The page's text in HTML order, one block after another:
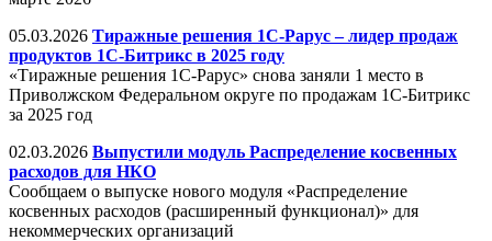
05.03.2026 Тиражные решения 1С-Рарус – лидер продаж
продуктов 1С-Битрикс в 2025 году
«Тиражные решения 1С-Рарус» снова заняли 1 место в
Приволжском Федеральном округе по продажам 1С-Битрикс
за 2025 год
02.03.2026 Выпустили модуль Распределение косвенных
расходов для НКО
Сообщаем о выпуске нового модуля «Распределение
косвенных расходов (расширенный функционал)» для
некоммерческих организаций